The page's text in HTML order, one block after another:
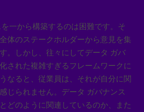
一から構築するのは困難です。そ
体のステークホルダーから意見を集
。しかし、往々にしてデータ ガバ
された複雑すぎるフレームワークに
なると、従業員は、それが自分に関
じられません。データ ガバナンス
どのように関連しているのか、また